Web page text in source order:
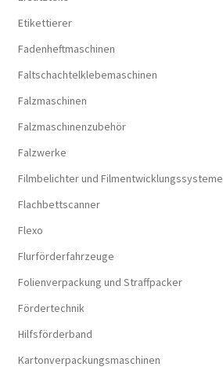
Etikettierer
Fadenheftmaschinen
Faltschachtelklebemaschinen
Falzmaschinen
Falzmaschinenzubehör
Falzwerke
Filmbelichter und Filmentwicklungssysteme
Flachbettscanner
Flexo
Flurförderfahrzeuge
Folienverpackung und Straffpacker
Fördertechnik
Hilfsförderband
Kartonverpackungsmaschinen